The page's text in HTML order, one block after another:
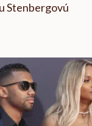
Stenbergovú